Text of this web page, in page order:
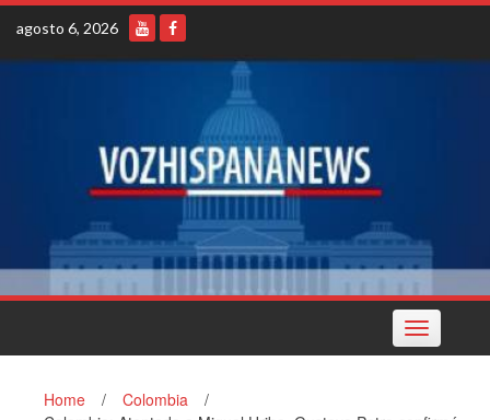
Skip
content
agosto 6, 2026
Toggle
navigation
Home / Colombia
/